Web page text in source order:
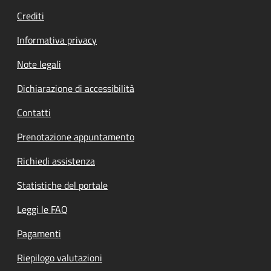
Crediti
Informativa privacy
Note legali
Dichiarazione di accessibilità
Contatti
Prenotazione appuntamento
Richiedi assistenza
Statistiche del portale
Leggi le FAQ
Pagamenti
Riepilogo valutazioni